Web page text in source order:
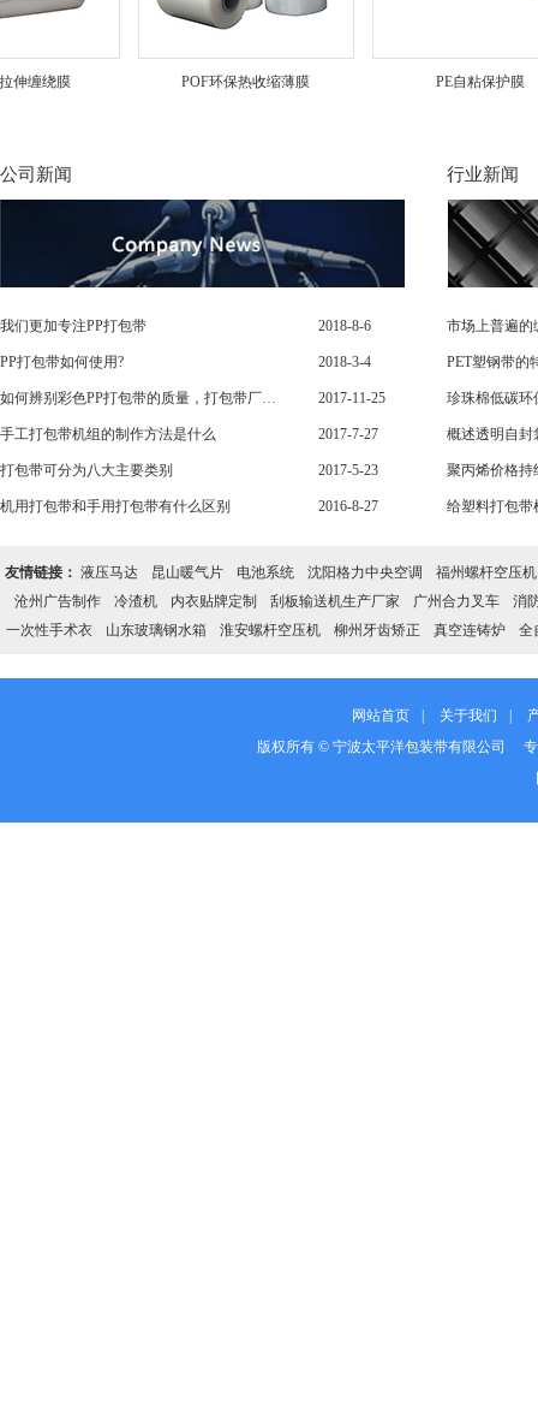
缠绕膜 POF环保热收缩薄膜 PE自粘保护膜
公司新闻
我们更加专注PP打包带 2018-8-6
PP打包带如何使用? 2018-3-4
如何辨别彩色PP打包带的质量，打包带厂家教你辨别 2017-11-25
手工打包带机组的制作方法是什么 2017-7-27
打包带可分为八大主要类别 2017-5-23
机用打包带和手用打包带有什么区别 2016-8-27
行业新闻
市场上普遍的
PET塑钢带的
珍珠棉低碳环
概述透明自封
聚丙烯价格持
给塑料打包带
友情链接： 液压马达 昆山暖气片 电池系统 沈阳格力中央空调
福州螺杆空压机
沧州广告制作
冷渣机 内衣贴牌定制 刮板输送机生产厂家 广州合力叉车
消
一次性手术衣
山东玻璃钢水箱 淮安螺杆空压机 柳州牙齿矫正 真空连铸炉 全
网站首页 关于我们
版权所有 © 宁波太平洋包装带有限公司 专